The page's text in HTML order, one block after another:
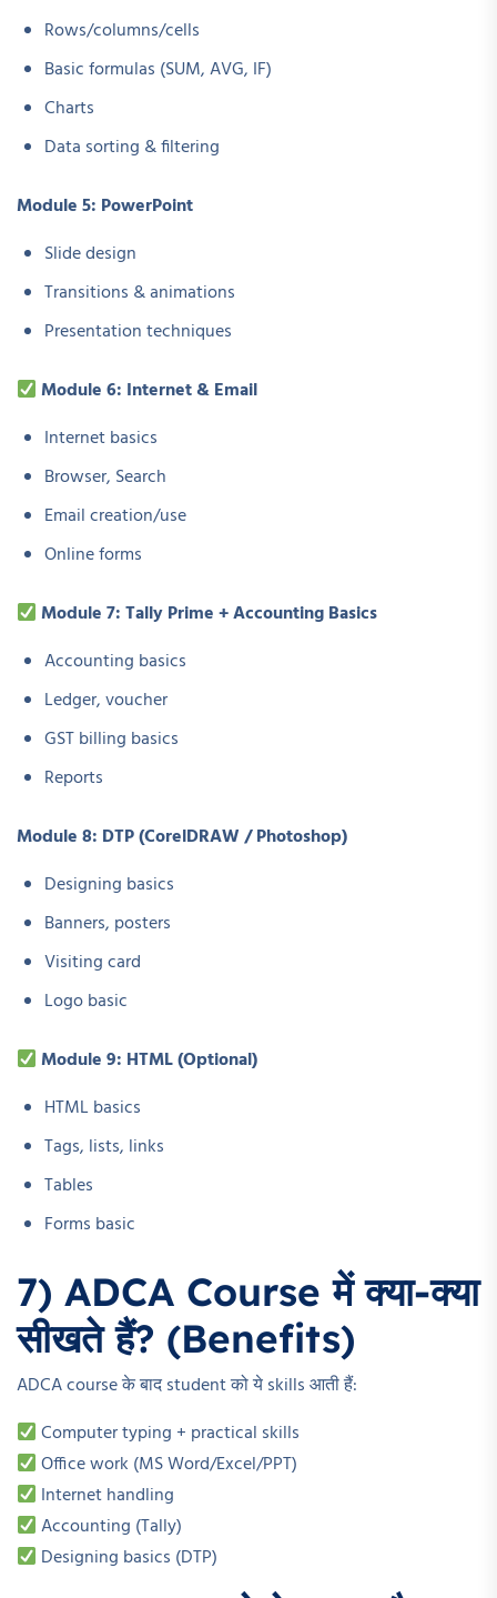
Rows/columns/cells
Basic formulas (SUM, AVG, IF)
Charts
Data sorting & filtering
Module 5: PowerPoint
Slide design
Transitions & animations
Presentation techniques
Module 6: Internet & Email
Internet basics
Browser, Search
Email creation/use
Online forms
Module 7: Tally Prime + Accounting Basics
Accounting basics
Ledger, voucher
GST billing basics
Reports
Module 8: DTP (CorelDRAW / Photoshop)
Designing basics
Banners, posters
Visiting card
Logo basic
Module 9: HTML (Optional)
HTML basics
Tags, lists, links
Tables
Forms basic
7) ADCA Course में क्या-क्या
सीखते हैं? (Benefits)
ADCA course के बाद student को ये skills आती हैं:
Computer typing + practical skills
Office work (MS Word/Excel/PPT)
Internet handling
Accounting (Tally)
Designing basics (DTP)